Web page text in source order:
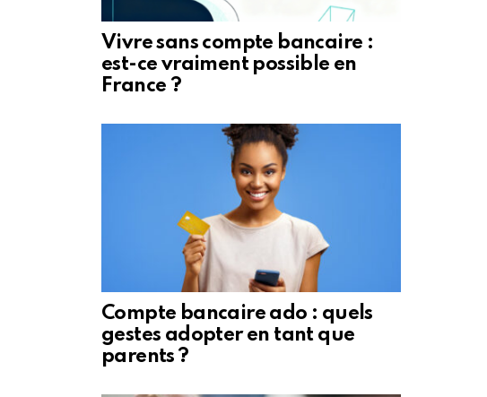
Vivre sans compte bancaire :
est-ce vraiment possible en
France ?
Compte bancaire ado : quels
gestes adopter en tant que
parents ?